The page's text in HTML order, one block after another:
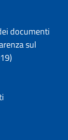
documenti
sul